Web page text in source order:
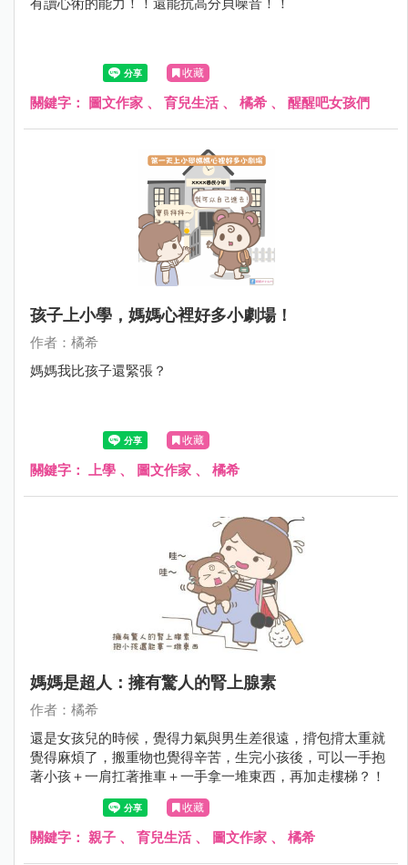
收藏
關鍵字： 圖文作家 、 育兒生活、 橘希 、 醒醒吧女孩們
孩子上小學，媽媽心裡好多小劇場！
作者：橘希
媽媽我比孩子還緊張？
收藏
關鍵字： 上學 、 圖文作家 、 橘希
媽媽是超人：擁有驚人的腎上腺素
作者：橘希
還是女孩兒的時候，覺得力氣與男生差很遠，揹包揹太重就
覺得麻煩了，搬重物也覺得辛苦，生完小孩後，可以一手抱
著小孩＋一肩扛著推車＋一手拿一堆東西，再加走樓梯？！
收藏
關鍵字： 親子 、 育兒生活、 圖文作家 、 橘希